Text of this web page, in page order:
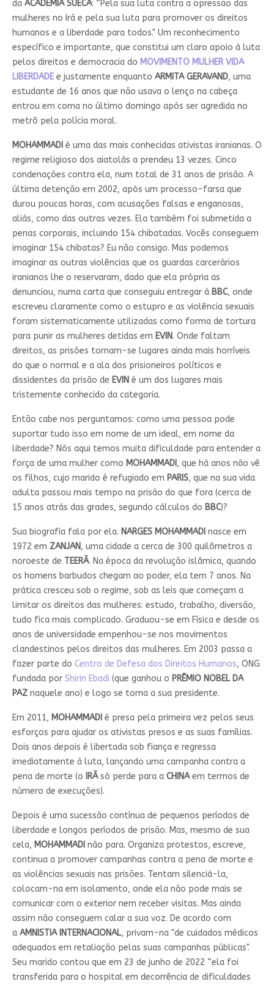
da ACADEMIA SUECA: “Pela sua luta contra a opressão das
mulheres no Irã e pela sua luta para promover os direitos
humanos e a liberdade para todos." Um reconhecimento
específico e importante, que constitui um claro apoio à luta
pelos direitos e democracia do MOVIMENTO MULHER VIDA
LIBERDADEe justamente enquanto ARMITA GERAVAND, uma
estudante de 16 anos que não usava o lenço na cabeça
entrou em coma no último domingo após ser agredida no
metrô pela polícia moral.
MOHAMMADI é uma das mais conhecidas ativistas iranianas. O
regime religioso dos aiatolás a prendeu 13 vezes. Cinco
condenações contra ela, num total de 31 anos de prisão. A
última detenção em 2002, após um processo-farsa que
durou poucas horas, com acusações falsas e enganosas,
aliás, como das outras vezes. Ela também foi submetida a
penas corporais, incluindo 154 chibatadas. Vocês conseguem
imaginar 154 chibatas? Eu não consigo. Mas podemos
imaginar as outras violências que os guardas carcerários
iranianos lhe o reservaram, dado que ela própria as
denunciou, numa carta que conseguiu entregar à BBC, onde
escreveu claramente como o estupro e as violência sexuais
foram sistematicamente utilizadas como forma de tortura
para punir as mulheres detidas em EVIN. Onde faltam
direitos, as prisões tornam-se lugares ainda mais horríveis
do que o normal e a ala dos prisioneiros políticos e
dissidentes da prisão de EVIN é um dos lugares mais
tristemente conhecido da categoria.
Então cabe nos perguntamos: como uma pessoa pode
suportar tudo isso em nome de um ideal, em nome da
liberdade? Nós aqui temos muita dificuldade para entender a
força de uma mulher como MOHAMMADI , que há anos não vê
os filhos, cujo marido é refugiado em PARIS, que na sua vida
adulta passou mais tempo na prisão do que fora (cerca de
15 anos atrás das grades, segundo cálculos do BBC)?
Sua biografia fala por ela. NARGES MOHAMMADI nasce em
1972 em ZANJAN, uma cidade a cerca de 300 quilômetros a
noroeste de TEERÃ. Na época da revolução islâmica, quando
os homens barbudos chegam ao poder, ela tem 7 anos. Na
prática cresceu sob o regime, sob as leis que começam a
limitar os direitos das mulheres: estudo, trabalho, diversão,
tudo fica mais complicado. Graduou-se em Física e desde os
anos de universidade empenhou-se nos movimentos
clandestinos pelos direitos das mulheres. Em 2003 passa a
fazer parte do Centro de Defesa dos Direitos Humanos, ONG
fundada por Shirin Ebadi (que ganhou o PRÊMIO NOBEL DA
PAZnaquele ano) e logo se torna a sua presidente.
Em 2011, MOHAMMADI é presa pela primeira vez pelos seus
esforços para ajudar os ativistas presos e as suas famílias.
Dois anos depois é libertada sob fiança e regressa
imediatamente à luta, lançando uma campanha contra a
pena de morte (o IRÃsó perde para a CHINAem termos de
número de execuções).
Depois é uma sucessão contínua de pequenos períodos de
liberdade e longos períodos de prisão. Mas, mesmo de sua
cela, MOHAMMADI não para. Organiza protestos, escreve,
continua a promover campanhas contra a pena de morte e
as violências sexuais nas prisões. Tentam silenciá-la,
colocam-na em isolamento, onde ela não pode mais se
comunicar com o exterior nem receber visitas. Mas ainda
assim não conseguem calar a sua voz. De acordo com
a AMNISTIA INTERNACIONAL, privam-na "de cuidados médicos
adequados em retaliação pelas suas campanhas públicas".
Seu marido contou que em 23 de junho de 2022 “ela foi
transferida para o hospital em decorrência de dificuldades